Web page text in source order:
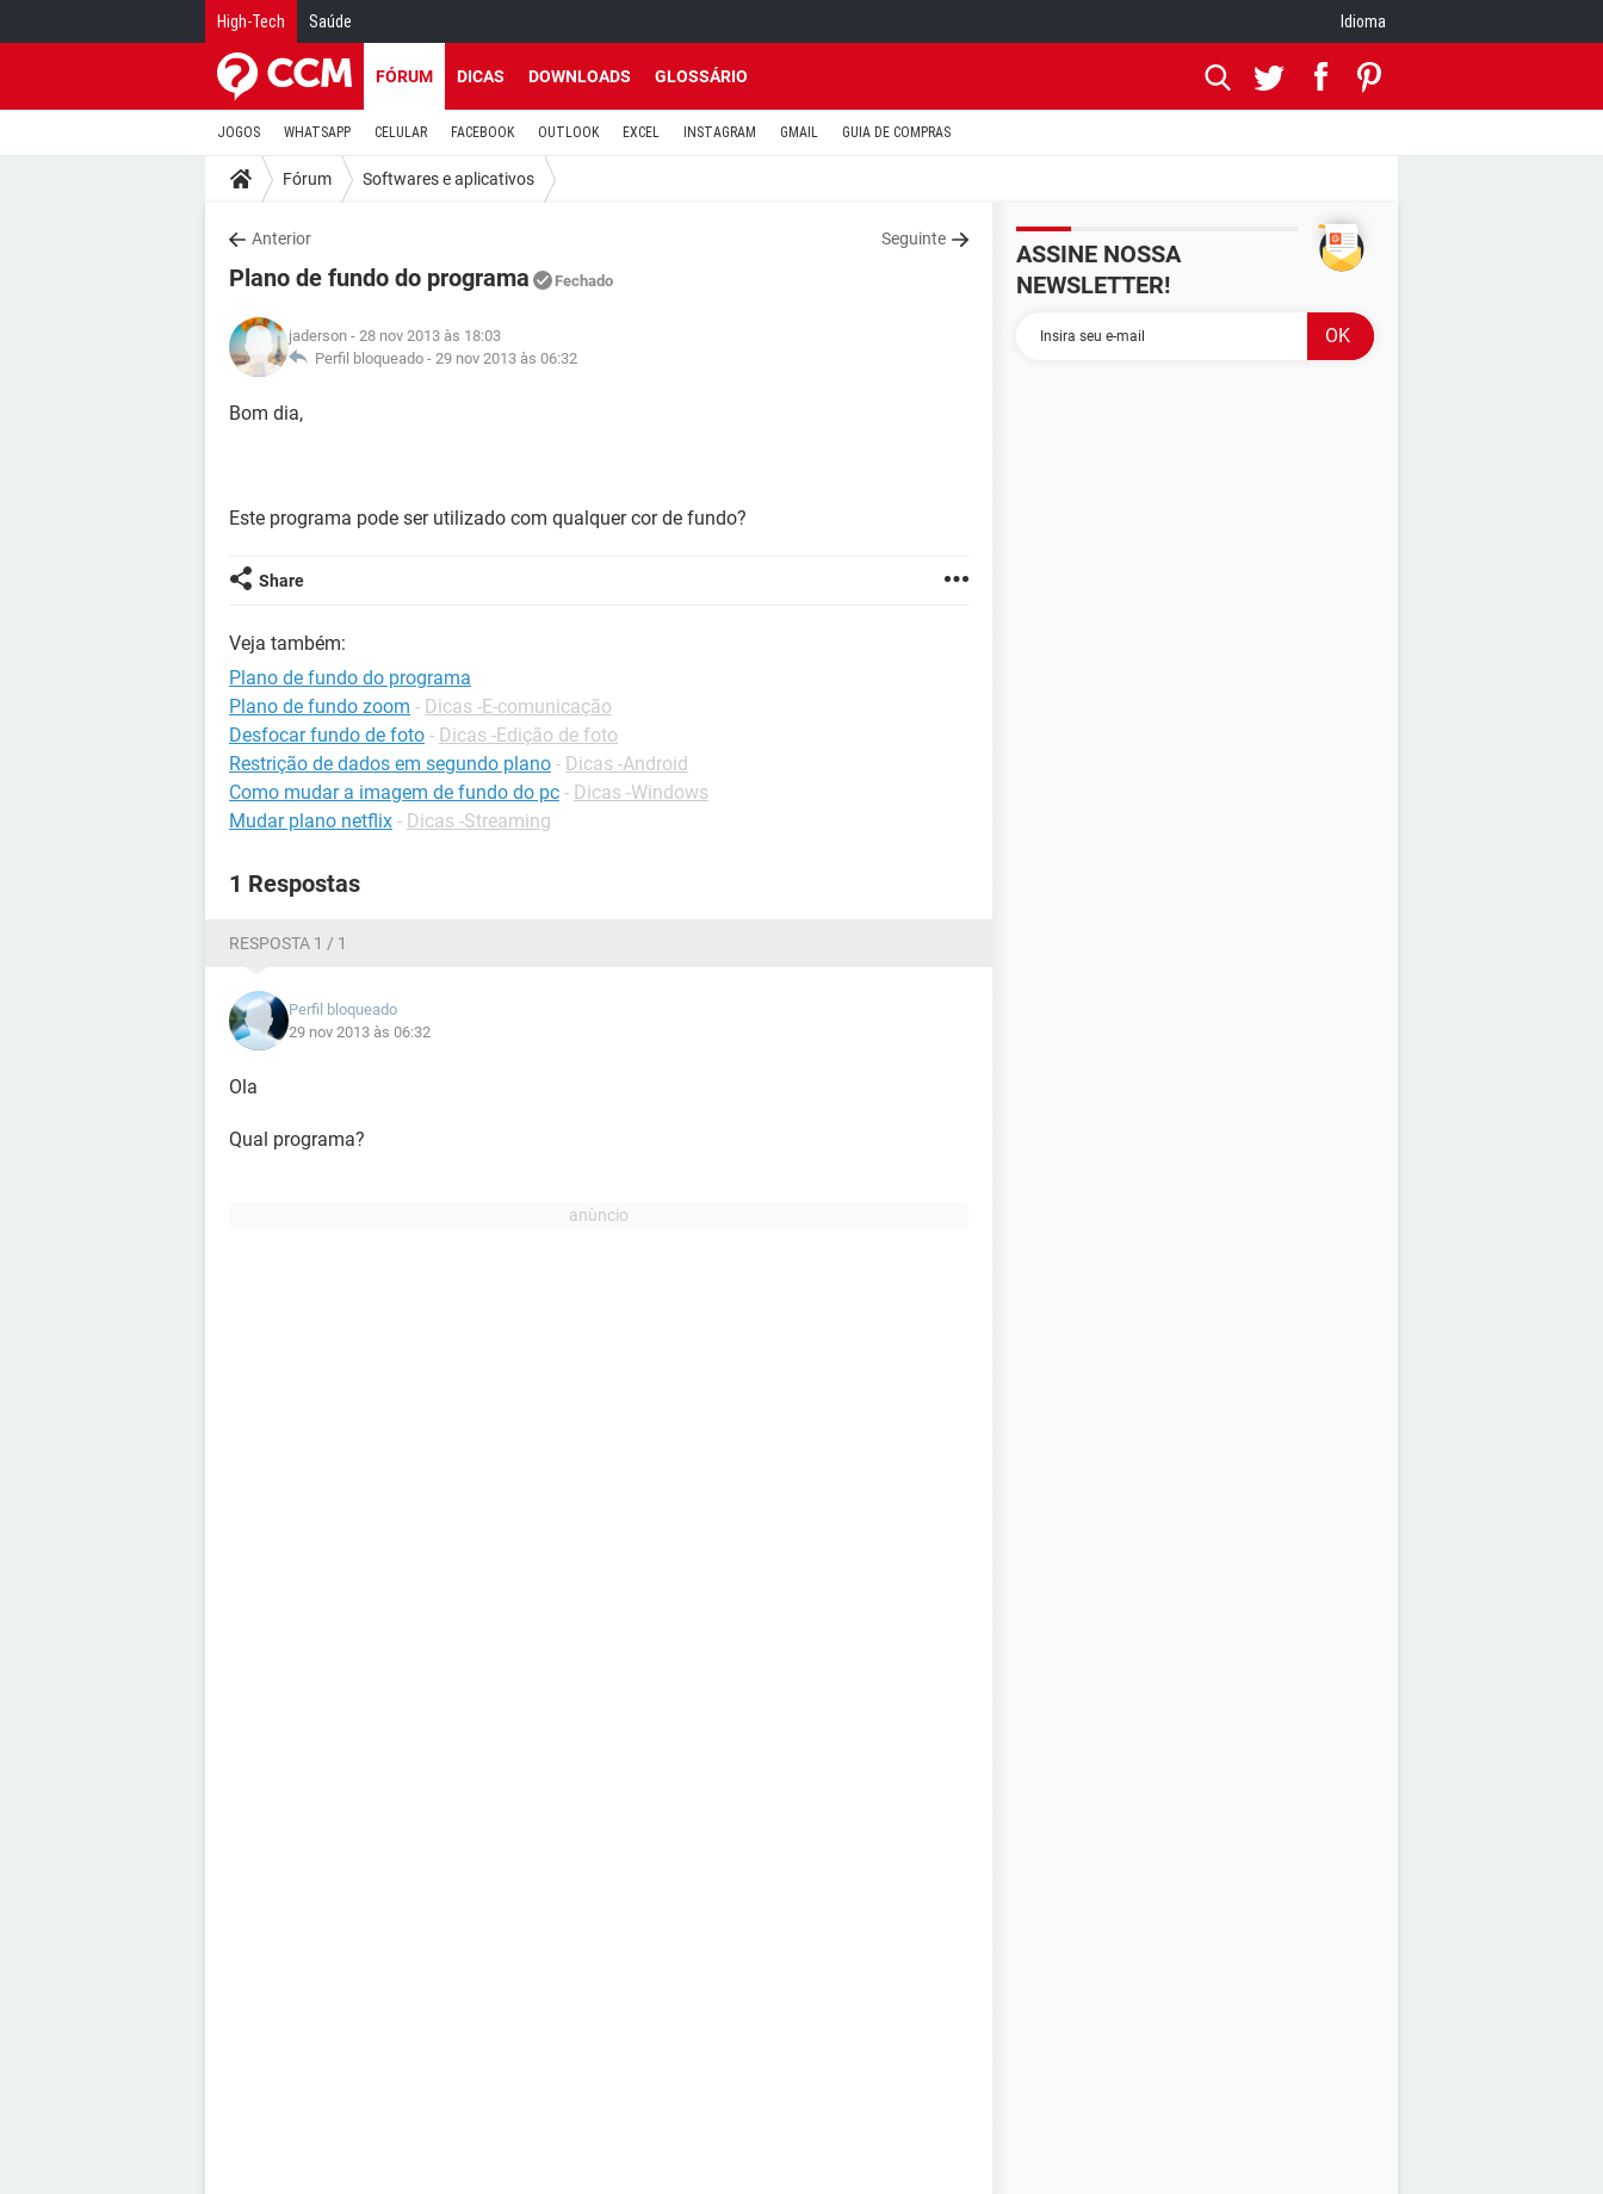
High-Tech Saúde Idioma
FÓRUM DICAS DOWNLOADS GLOSSÁRIO
JOGOS WHATSAPP CELULAR FACEBOOK OUTLOOK EXCEL INSTAGRAM GMAIL GUIA DE COMPRAS
Fórum Softwares e aplicativos
Anterior Seguinte
Plano de fundo do programa Fechado
jaderson - 28 nov 2013 às 18:03
Perfil bloqueado - 29 nov 2013 às 06:32
Bom dia,
Este programa pode ser utilizado com qualquer cor de fundo?
Share
Veja também:
Plano de fundo do programa
Plano de fundo zoom - Dicas -E-comunicação
Desfocar fundo de foto - Dicas -Edição de foto
Restrição de dados em segundo plano - Dicas -Android
Como mudar a imagem de fundo do pc - Dicas -Windows
Mudar plano netflix - Dicas -Streaming
1 Respostas
RESPOSTA 1 / 1
Perfil bloqueado
29 nov 2013 às 06:32
Ola
Qual programa?
ASSINE NOSSA
NEWSLETTER!